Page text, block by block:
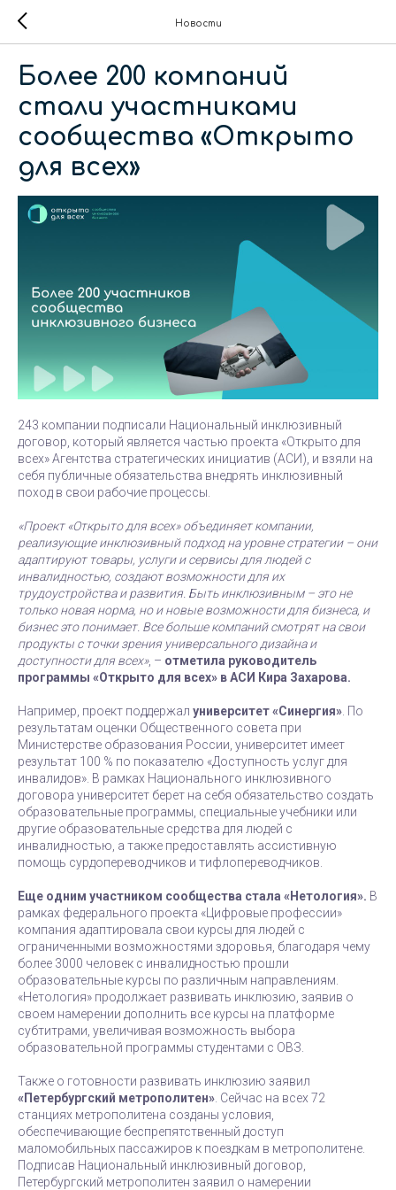
Новости
Более 200 компаний
стали участниками
сообщества «Открыто
для всех»
243 компании подписали Национальный инклюзивный
договор, который является частью проекта «Открыто для
всех» Агентства стратегических инициатив (АСИ), и взяли на
себя публичные обязательства внедрять инклюзивный
поход в свои рабочие процессы.
«Проект «Открыто для всех» объединяет компании,
реализующие инклюзивный подход на уровне стратегии – они
адаптируют товары, услуги и сервисы для людей с
инвалидностью, создают возможности для их
трудоустройства и развития. Быть инклюзивным – это не
только новая норма, но и новые возможности для бизнеса, и
бизнес это понимает. Все больше компаний смотрят на свои
продукты с точки зрения универсального дизайна и
доступности для всех», – отметила руководитель
программы «Открыто для всех» в АСИ Кира Захарова.
Например, проект поддержал университет «Синергия» . По
результатам оценки Общественного совета при
Министерстве образования России, университет имеет
результат 100 % по показателю «Доступность услуг для
инвалидов». В рамках Национального инклюзивного
договора университет берет на себя обязательство создать
образовательные программы, специальные учебники или
другие образовательные средства для людей с
инвалидностью, а также предоставлять ассистивную
помощь сурдопереводчиков и тифлопереводчиков.
Еще одним участником сообщества стала «Нетология». В
рамках федерального проекта «Цифровые профессии»
компания адаптировала свои курсы для людей с
ограниченными возможностями здоровья, благодаря чему
более 3000 человек с инвалидностью прошли
образовательные курсы по различным направлениям.
«Нетология» продолжает развивать инклюзию, заявив о
своем намерении дополнить все курсы на платформе
субтитрами, увеличивая возможность выбора
образовательной программы студентами с ОВЗ.
Также о готовности развивать инклюзию заявил
«Петербургский метрополитен» . Сейчас на всех 72
станциях метрополитена созданы условия,
обеспечивающие беспрепятственный доступ
маломобильных пассажиров к поездкам в метрополитене.
Подписав Национальный инклюзивный договор,
Петербургский метрополитен заявил о намерении